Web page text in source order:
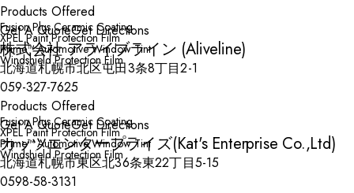
Products Offered
Fusion Plus Ceramic Coating
XPEL Paint Protection Film
Prime™ Automotive Window Tint
Windshield Protection Film
Get A QuoteGet Directions
株式会社 アライブライン (Aliveline)
北海道札幌市北区屯田3条8丁目2-1
059-327-7625
Products Offered
Fusion Plus Ceramic Coating
XPEL Paint Protection Film
Prime™ Automotive Window Tint
Windshield Protection Film
Get A QuoteGet Directions
カッツエンタープライズ(Kat's Enterprise Co.,Ltd)
北海道札幌市東区北36条東22丁目5-15
0598-58-3131